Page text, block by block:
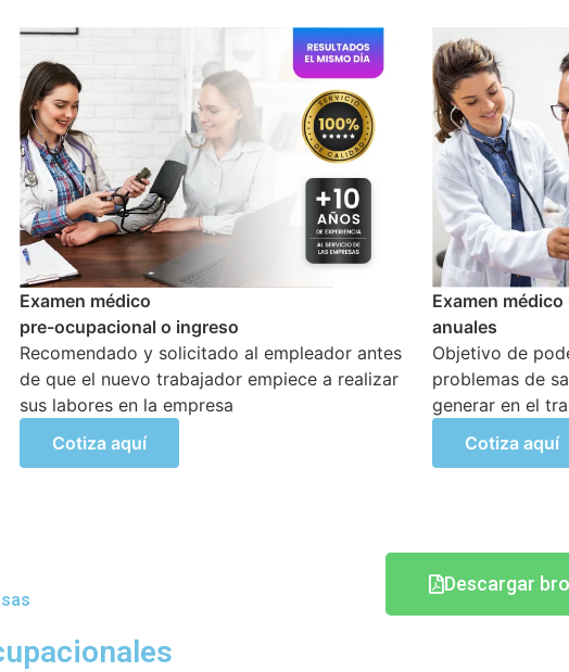
Examen médico Ocupacional Periódicos o
anuales
Objetivo de poder detectar si existen
problemas de salud que se hayan podido
generar en el transcurso de sus actividades
Cotiza aquí
Examen médico
altura mayor a
Mayor A 1.8
que los
actividades de
supervisión en
Cotiza aquí
Descargar